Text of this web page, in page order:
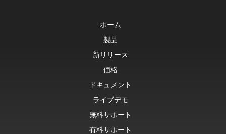
ホーム
製品
新リリース
価格
ドキュメント
ライブデモ
無料サポート
有料サポート